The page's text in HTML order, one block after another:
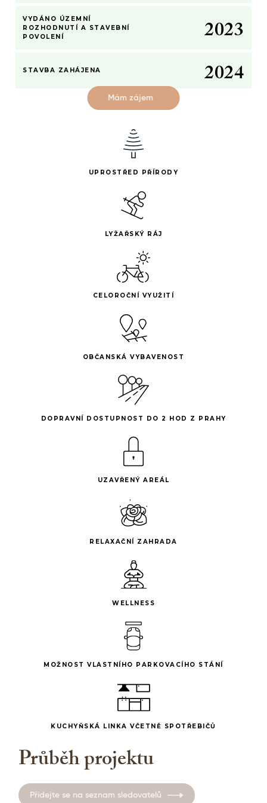
2023
VYDÁNO ÚZEMNÍ
ROZHODNUTÍ A STAVEBNÍ
POVOLENÍ
–
0
20
–
0
2
1
2
4
STAVBA ZAHÁJENA
Mám zájem
UPROSTŘED PŘÍRODY
LYŽAŘSKÝ RÁJ
CELOROČNÍ VYUŽITÍ
OBČANSKÁ VYBAVENOST
DOPRAVNÍ DOSTUPNOST DO 2 HOD Z PRAHY
UZAVŘENÝ AREÁL
RELAXAČNÍ ZAHRADA
WELLNESS
MOŽNOST VLASTNÍHO PARKOVACÍHO STÁNÍ
KUCHYŇSKÁ LINKA VČETNĚ SPOTŘEBIČŮ
Průběh projektu
Přidejte se na seznam sledovatelů